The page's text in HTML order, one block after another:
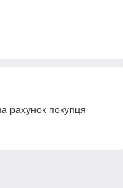
рахунок покупця